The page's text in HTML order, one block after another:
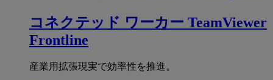
コネクテッド ワーカー TeamViewer
Frontline
産業用拡張現実で効率性を推進。